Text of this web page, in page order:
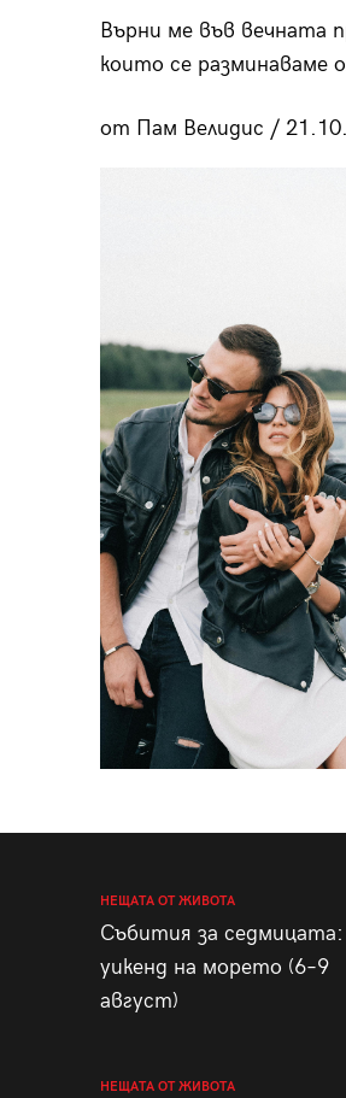
Върни ме във вечната
които се разминаваме
от Пам Велидис /
НЕЩАТА ОТ ЖИВОТА
Събития за седмицата:
уикенд на морето (6–9
август)
НЕЩАТА ОТ ЖИВОТА